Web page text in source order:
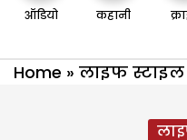
ऑडियो कहानी
Home » लाइफ स्टाइल